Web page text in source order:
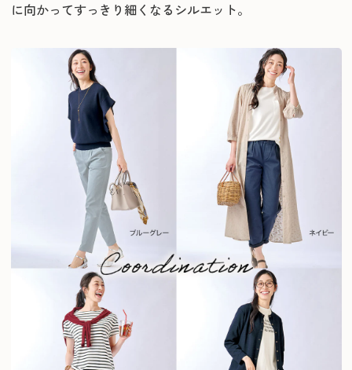
に向かってすっきり細くなるシルエット。